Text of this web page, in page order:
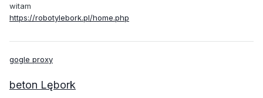
witam
https://robotylebork.pl/home.php
gogle proxy
beton Lębork